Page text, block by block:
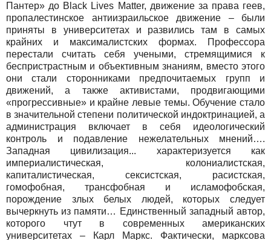
Пантер» до Black Lives Matter, движение за права геев,
пропалестинское антиизраильское движение – были
приняты в университетах и развились там в самых
крайних и максималистских формах. Профессора
перестали считать себя учеными, стремящимися к
беспристрастным и объективным знаниям, вместо этого
они стали сторонниками предпочитаемых групп и
движений, а также активистами, продвигающими
«прогрессивные» и крайне левые темы. Обучение стало
в значительной степени политической индоктринацией, а
администрация включает в себя идеологический
контроль и подавление нежелательных мнений….
Западная цивилизация... характеризуется как
империалистическая, колониалистская,
капиталистическая, сексистская, расистская,
гомофобная, трансфобная и исламофобская,
порождение злых белых людей, которых следует
вычеркнуть из памяти… Единственный западный автор,
которого чтут в современных американских
университетах – Карл Маркс. Фактически, марксова